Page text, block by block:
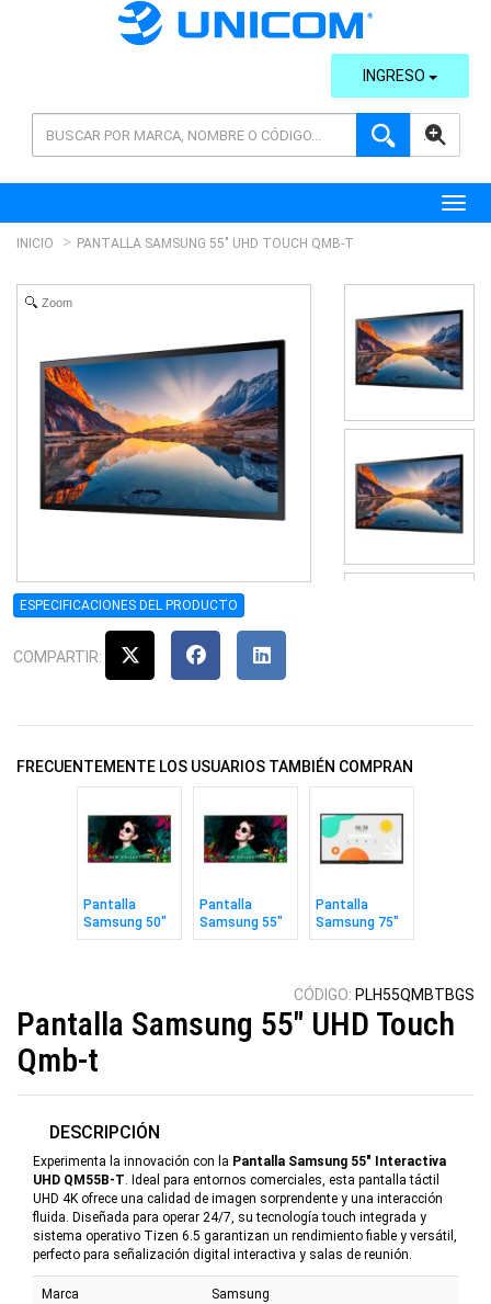
AVANZADA
INGRESO
INICIO PANTALLA SAMSUNG 55" UHD TOUCH QMB-T
Zoom
ESPECIFICACIONES DEL PRODUCTO
COMPARTIR:
FRECUENTEMENTE LOS USUARIOS TAMBIÉN COMPRAN
Pantalla
Samsung 50"
Signage
Pantalla
Samsung 55"
Signage
Pantalla
Samsung 75"
Interactiva
CÓDIGO: PLH55QMBTBGS
Pantalla Samsung 55" UHD Touch
Qmb-t
DESCRIPCIÓN
Experimenta la innovación con la Pantalla Samsung 55" Interactiva
UHD QM55B-T. Ideal para entornos comerciales, esta pantalla táctil
UHD 4K ofrece una calidad de imagen sorprendente y una interacción
fluida. Diseñada para operar 24/7, su tecnología touch integrada y
sistema operativo Tizen 6.5 garantizan un rendimiento fiable y versátil,
perfecto para señalización digital interactiva y salas de reunión.
Marca Samsung